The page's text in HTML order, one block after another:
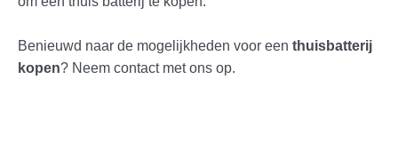
Benieuwd naar de mogelijkheden voor een thuisbatterij
kopen? Neem contact met ons op.